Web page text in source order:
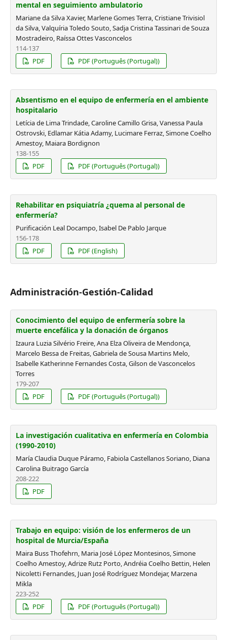
mental en seguimiento ambulatorio
Mariane da Silva Xavier, Marlene Gomes Terra, Cristiane Trivisiol
da Silva, Valquíria Toledo Souto, Sadja Cristina Tassinari de Souza
Mostradeiro, Raíssa Ottes Vasconcelos
114-137
PDF
PDF (Português (Portugal))
Absentismo en el equipo de enfermería en el ambiente
hospitalario
Letícia de Lima Trindade, Caroline Camillo Grisa, Vanessa Paula
Ostrovski, Edlamar Kátia Adamy, Lucimare Ferraz, Simone Coelho
Amestoy, Maiara Bordignon
138-155
PDF
PDF (Português (Portugal))
Rehabilitar en psiquiatría ¿quema al personal de
enfermería?
Purificación Leal Docampo, Isabel De Pablo Jarque
156-178
PDF
PDF (English)
Administración-Gestión-Calidad
Conocimiento del equipo de enfermería sobre la
muerte encefálica y la donación de órganos
Izaura Luzia Silvério Freire, Ana Elza Oliveira de Mendonça,
Marcelo Bessa de Freitas, Gabriela de Sousa Martins Melo,
Isabelle Katherinne Fernandes Costa, Gilson de Vasconcelos
Torres
179-207
PDF
PDF (Português (Portugal))
La investigación cualitativa en enfermería en Colombia
(1990-2010)
María Claudia Duque Páramo, Fabiola Castellanos Soriano, Diana
Carolina Buitrago García
208-222
PDF
Trabajo en equipo: visión de los enfermeros de un
hospital de Murcia/España
Maira Buss Thofehrn, Maria José López Montesinos, Simone
Coelho Amestoy, Adrize Rutz Porto, Andréia Coelho Bettin, Helen
Nicoletti Fernandes, Juan José Rodríguez Mondejar, Marzena
Mikla
223-252
PDF
PDF (Português (Portugal))